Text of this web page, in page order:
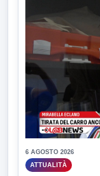
6 AGOSTO 2026
ATTUALITÀ